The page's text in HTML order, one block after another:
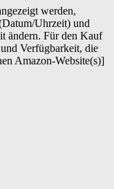
werden,
Uhrzeit) und
ändern. Für den Kauf
Verfügbarkeit, die
Amazon-Website(s)]